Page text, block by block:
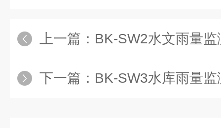
上一篇： BK-SW2水文雨量监
下一篇： BK-SW3水库雨量监